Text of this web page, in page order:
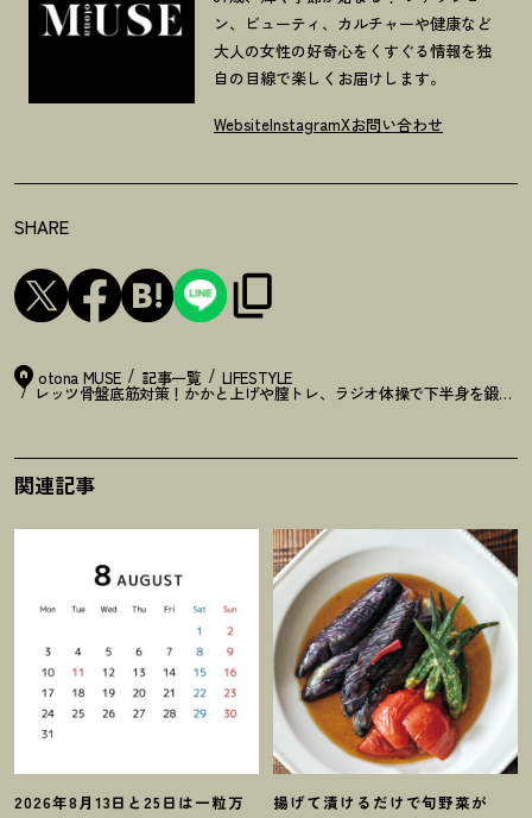
ン、ビューティ、カルチャーや健康など
大人の女性の好奇心をくすぐる情報を独
自の目線で楽しくお届けします。
WebsiteInstagramXお問い合わせ
SHARE
otona MUSE 記事一覧 LIFESTYLE
レッツ骨盤底筋対策！ かかと上げや膣トレ、ラジオ体操で下半身を鍛え
関連記事
2026年8月13日と25日は一粒万
揚げて漬けるだけで旬野菜が